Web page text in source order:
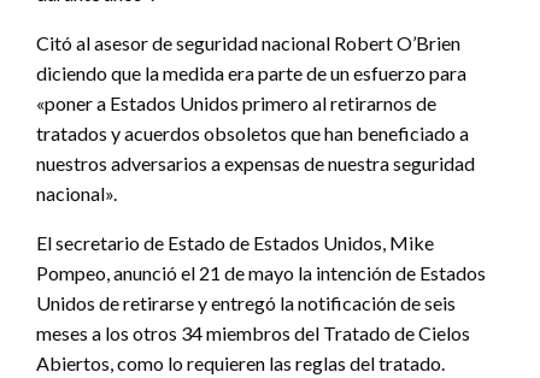
Citó al asesor de seguridad nacional Robert O’Brien
diciendo que la medida era parte de un esfuerzo para
«poner a Estados Unidos primero al retirarnos de
tratados y acuerdos obsoletos que han beneficiado a
nuestros adversarios a expensas de nuestra seguridad
nacional».
El secretario de Estado de Estados Unidos, Mike
Pompeo, anunció el 21 de mayo la intención de Estados
Unidos de retirarse y entregó la notificación de seis
meses a los otros 34 miembros del Tratado de Cielos
Abiertos, como lo requieren las reglas del tratado.